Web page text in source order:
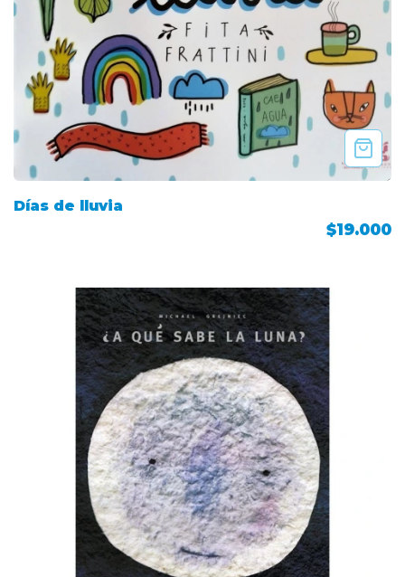
Días de lluvia
$19.000